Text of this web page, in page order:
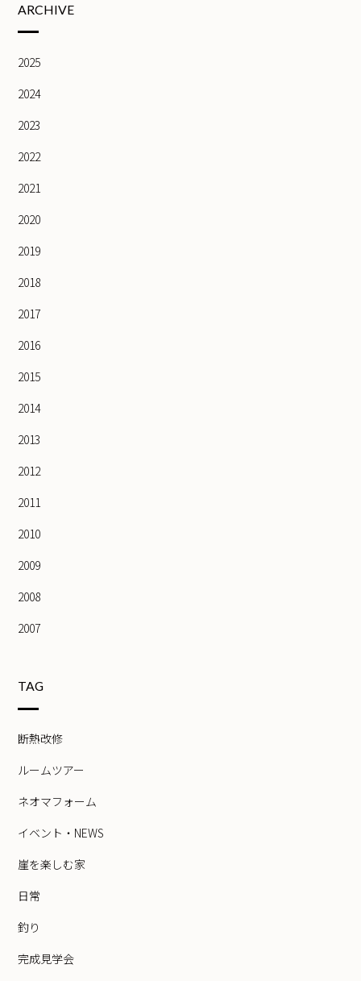
ARCHIVE
2025
2024
2023
2022
2021
2020
2019
2018
2017
2016
2015
2014
2013
2012
2011
2010
2009
2008
2007
TAG
断熱改修
ルームツアー
ネオマフォーム
イベント・NEWS
崖を楽しむ家
日常
釣り
完成見学会